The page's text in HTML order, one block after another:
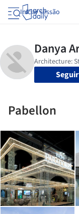
Iniciar sessão
Seguir
Pabellon